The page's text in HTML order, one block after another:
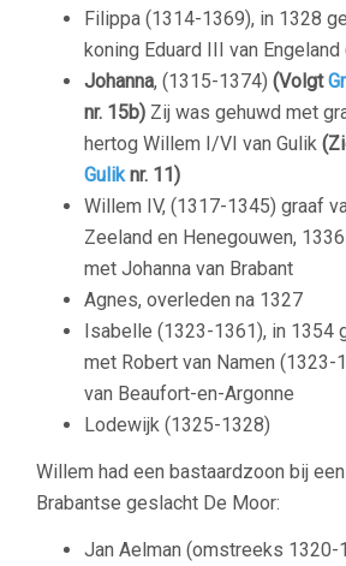
Filippa (1314-1369), in 1328
koning Eduard III van
Johanna, (1315-1374) (Volgt
nr. 15b) Zij was gehuwd met
hertog Willem I/VI van Gulik
Guliknr. 11)
Willem IV, (1317-1345) graaf
Zeeland en Henegouwen,
met Johanna van Brabant
Agnes, overleden na 1327
Isabelle (1323-1361), in 1354
met Robert van Namen (1323-
van Beaufort-en-Argonne
Lodewijk (1325-1328)
Willem had een bastaardzoon bij
Brabantse geslacht De Moor:
Jan Aelman (omstreeks 1320-